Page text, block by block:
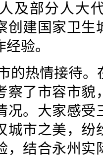
及部分人大
创建国家卫生
验。
的热情接待。
察了市容市貌
况。大家感受
城市之美，纷
，结合永州实